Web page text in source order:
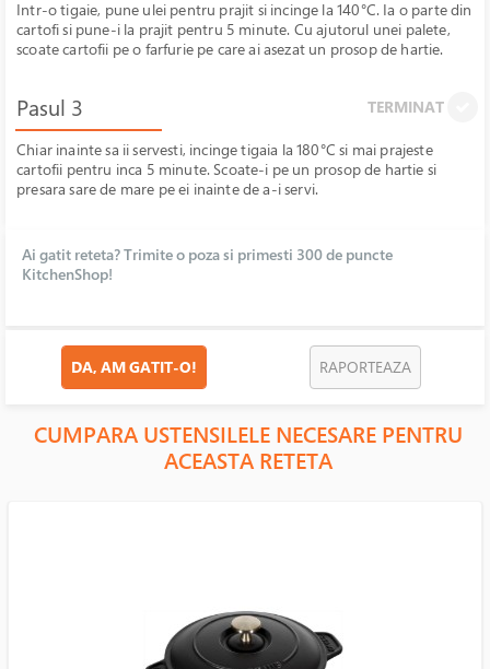
Intr-o tigaie, pune ulei pentru prajit si incinge la 140°C. Ia o parte din
cartofi si pune-i la prajit pentru 5 minute. Cu ajutorul unei palete,
scoate cartofii pe o farfurie pe care ai asezat un prosop de hartie.
Pasul 3 TERMINAT
Chiar inainte sa ii servesti, incinge tigaia la 180°C si mai prajeste
cartofii pentru inca 5 minute. Scoate-i pe un prosop de hartie si
presara sare de mare pe ei inainte de a-i servi.
Ai gatit reteta? Trimite o poza si primesti 300 de puncte
KitchenShop!
DA, AM GATIT-O! RAPORTEAZA
CUMPARA USTENSILELE NECESARE PENTRU
ACEASTA RETETA